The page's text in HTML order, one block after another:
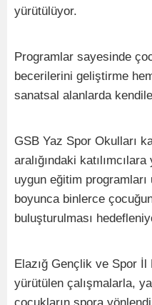
yürütülüyor.
Programlar sayesinde
becerilerini geliştirme
sanatsal alanlarda
GSB Yaz Spor Okulları
aralığındaki
uygun eğitim
boyunca binlerce
buluşturulması
Elazığ Gençlik ve Spor
yürütülen çalışmalarla,